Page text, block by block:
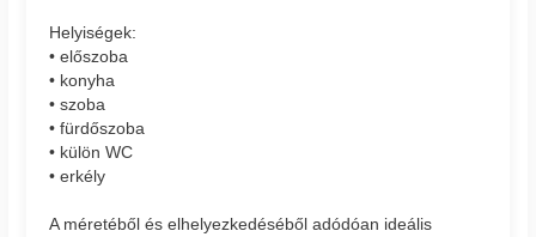
Helyiségek:
• előszoba
• konyha
• szoba
• fürdőszoba
• külön WC
• erkély
A méretéből és elhelyezkedéséből adódóan ideális